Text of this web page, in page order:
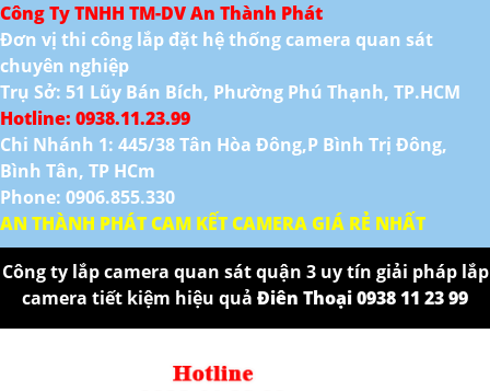
Công Ty TNHH TM-DV An Thành Phát
Đơn vị thi công lắp đặt hệ thống camera quan sát
chuyên nghiệp
Trụ Sở: 51 Lũy Bán Bích, Phường Phú Thạnh, TP.HCM
Hotline: 0938.11.23.99
Chi Nhánh 1: 445/38 Tân Hòa Đông,P Bình Trị Đông,
Bình Tân, TP HCm
Phone: 0906.855.330
AN THÀNH PHÁT CAM KẾT CAMERA GIÁ RẺ NHẤT
Công ty lắp camera quan sát quận 3 uy tín giải pháp lắp
camera tiết kiệm hiệu quả Điên Thoại 0938 11 23 99